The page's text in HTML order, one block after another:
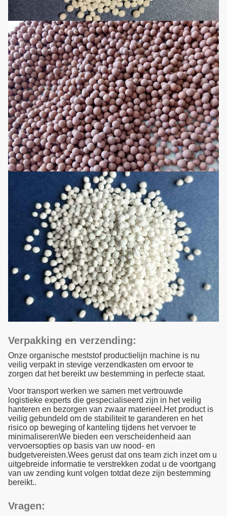
Verpakking en verzending:
Onze organische meststof productielijn machine is nu
veilig verpakt in stevige verzendkasten om ervoor te
zorgen dat het bereikt uw bestemming in perfecte staat.
Voor transport werken we samen met vertrouwde
logistieke experts die gespecialiseerd zijn in het veilig
hanteren en bezorgen van zwaar materieel.Het product is
veilig gebundeld om de stabiliteit te garanderen en het
risico op beweging of kanteling tijdens het vervoer te
minimaliserenWe bieden een verscheidenheid aan
vervoersopties op basis van uw nood- en
budgetvereisten.Wees gerust dat ons team zich inzet om u
uitgebreide informatie te verstrekken zodat u de voortgang
van uw zending kunt volgen totdat deze zijn bestemming
bereikt..
Vragen: